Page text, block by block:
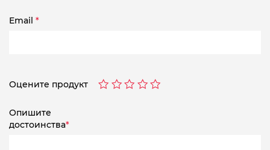
Email *
Оцените продукт
Опишите
достоинства*